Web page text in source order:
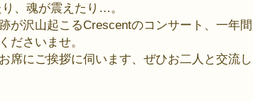
、魂が震えたり…。
が沢山起こるCrescentのコンサート、一年
ださいませ。
席にご挨拶に伺います、ぜひお二人と交流